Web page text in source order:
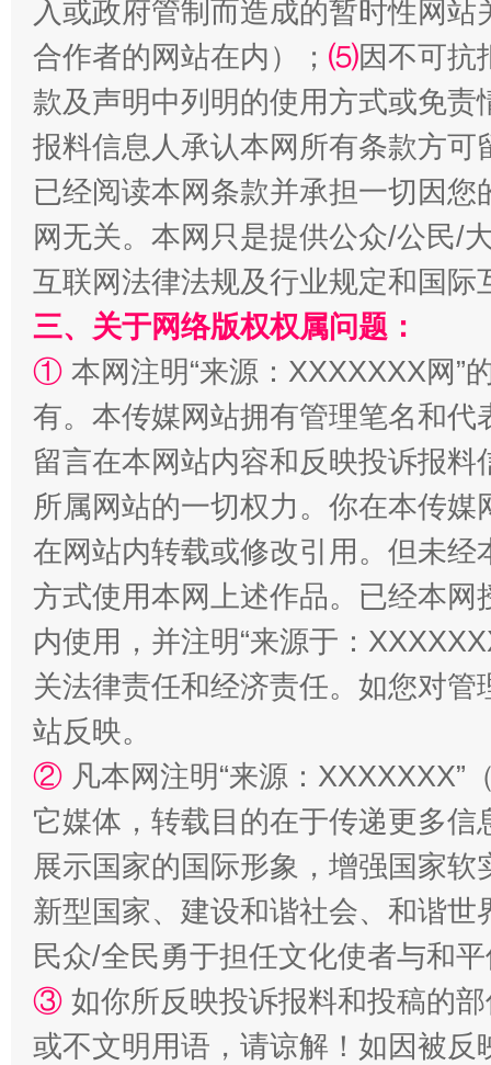
揭批美国五大"原罪" "炒
解纷+调解+退费，一次搞定
站台名比不上好声名
入或政府管制而造成的暂时性网
合作者的网站在内）； ⑸因不可抗
款及声明中列明的使用方式或免责
报料信息人承认本网所有条款方
已经阅读本网条款并承担一切因
网无关。本网只是提供公众/公民/
互联网法律法规及行业规定和国
三、关于网络版权权属问题：
① 本网注明“来源：XXXXXXX网”
有。本传媒网站拥有管理笔名和
留言在本网站内容和反映投诉报
所属网站的一切权力。你在本传
在网站内转载或修改引用。但未
方式使用本网上述作品。已经本
内使用，并注明“来源于：
关法律责任和经济责任。如您对
站反映。
② 凡本网注明“来源：
它媒体，转载目的在于传递更多
展示国家的国际形象，增强国家
新型国家、建设和谐社会、和谐
民众/全民勇于担任文化使者与和
③ 如你所反映投诉报料和投稿的
或不文明用语，请谅解！如因被